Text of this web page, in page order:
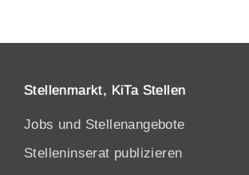
Stellenmarkt, KiTa Stellen
Jobs und Stellenangebote
Stelleninserat publizieren